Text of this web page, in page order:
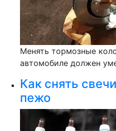
Менять тормозные
автомобиле должен
Как снять
пежо